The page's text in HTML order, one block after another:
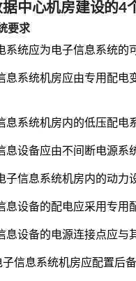
据中心机房建设的4
要求
系统应为电子信息系统的
息系统机房应由专用配电
息系统机房内的低压配电
息设备应由不间断电源系
子信息系统机房内的动力
息设备的配电应采用专用
息设备的电源连接点应与
信息系统机房应配置后